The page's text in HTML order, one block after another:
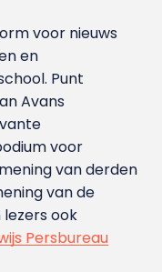
voor nieuws
en
Punt
Avans
voor
van derden
van de
ook
Persbureau